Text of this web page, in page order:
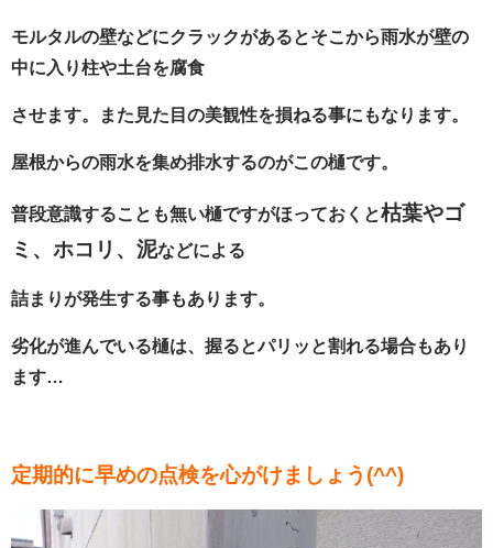
モルタルの壁などにクラックがあるとそこから雨水が壁の
中に入り柱や土台を腐食
させます。また見た目の美観性を損ねる事にもなります。
屋根からの雨水を集め排水するのがこの樋です。
普段意識することも無い樋ですがほっておくと枯葉やゴ
ミ、ホコリ、泥などによる
詰まりが発生する事もあります。
劣化が進んでいる樋は、握るとパリッと割れる場合もあり
ます…
定期的に早めの点検を心がけましょう(^^)